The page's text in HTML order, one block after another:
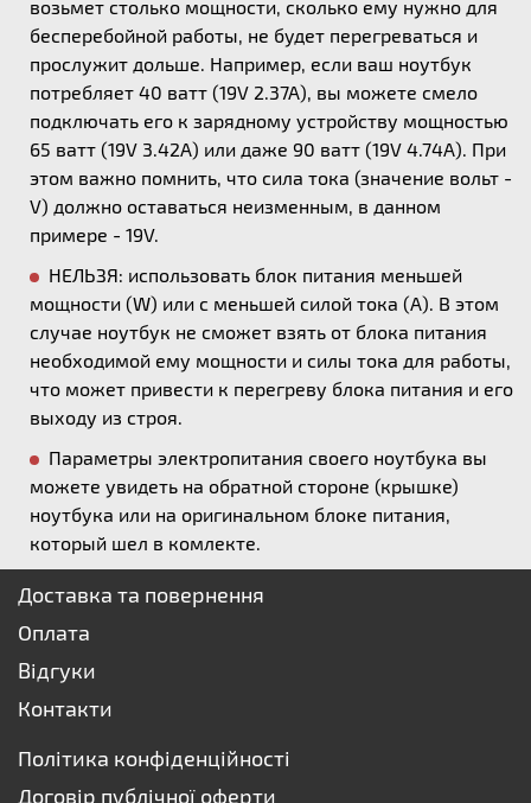
возьмет столько мощности, сколько ему нужно для
бесперебойной работы, не будет перегреваться и
прослужит дольше. Например, если ваш ноутбук
потребляет 40 ватт (19V 2.37A), вы можете смело
подключать его к зарядному устройству мощностью
65 ватт (19V 3.42A) или даже 90 ватт (19V 4.74A). При
этом важно помнить, что сила тока (значение вольт -
V) должно оставаться неизменным, в данном
примере - 19V.
НЕЛЬЗЯ: использовать блок питания меньшей
мощности (W) или с меньшей силой тока (А). В этом
случае ноутбук не сможет взять от блока питания
необходимой ему мощности и силы тока для работы,
что может привести к перегреву блока питания и его
выходу из строя.
Параметры электропитания своего ноутбука вы
можете увидеть на обратной стороне (крышке)
ноутбука или на оригинальном блоке питания,
который шел в комлекте.
Доставка та повернення
Оплата
Відгуки
Контакти
Політика конфіденційності
Договір публічної оферти